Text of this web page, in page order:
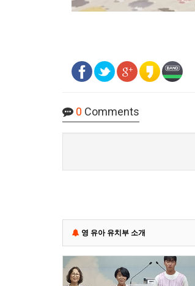
0 Comments
영 유아 유치부 소개